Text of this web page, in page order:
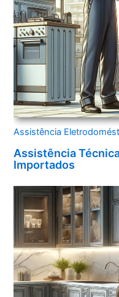
Assistência
Assistência
Importados